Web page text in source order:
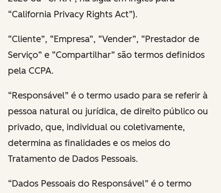
“California Privacy Rights Act”).
“Cliente”, “Empresa”, “Vender”, “Prestador de
Serviço” e “Compartilhar” são termos definidos
pela CCPA.
“Responsável” é o termo usado para se referir à
pessoa natural ou jurídica, de direito público ou
privado, que, individual ou coletivamente,
determina as finalidades e os meios do
Tratamento de Dados Pessoais.
“Dados Pessoais do Responsável” é o termo